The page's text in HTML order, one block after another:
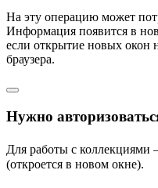
На эту операцию может
Информация появится в
если открытие новых окон
браузера.
Нужно
Для работы с коллекциями
(откроется в новом окне).